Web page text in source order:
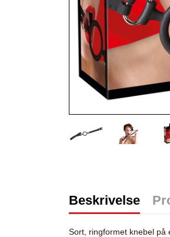
Beskrivelse
Sort, ringformet knebel på